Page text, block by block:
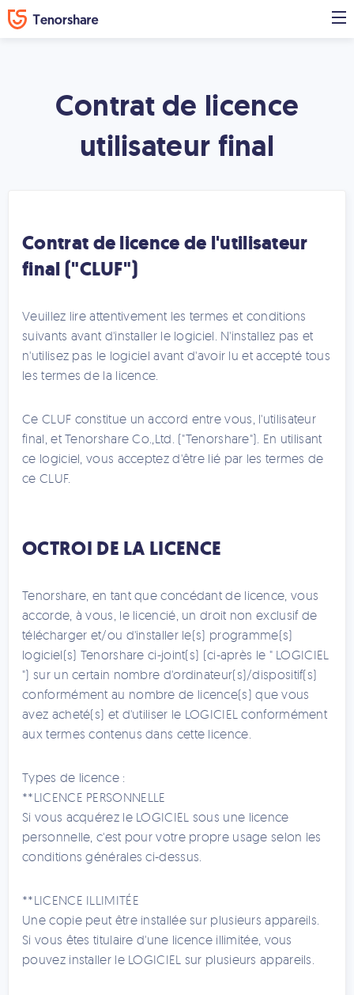
Contrat de licence
utilisateur final
Contrat de licence de l'utilisateur
final ("CLUF")
Veuillez lire attentivement les termes et conditions
suivants avant d'installer le logiciel. N'installez pas et
n'utilisez pas le logiciel avant d'avoir lu et accepté tous
les termes de la licence.
Ce CLUF constitue un accord entre vous, l'utilisateur
final, et Tenorshare Co.,Ltd. ("Tenorshare"). En utilisant
ce logiciel, vous acceptez d'être lié par les termes de
ce CLUF.
OCTROI DE LA LICENCE
Tenorshare, en tant que concédant de licence, vous
accorde, à vous, le licencié, un droit non exclusif de
télécharger et/ou d'installer le(s) programme(s)
logiciel(s) Tenorshare ci-joint(s) (ci-après le " LOGICIEL
") sur un certain nombre d'ordinateur(s)/dispositif(s)
conformément au nombre de licence(s) que vous
avez acheté(s) et d'utiliser le LOGICIEL conformément
aux termes contenus dans cette licence.
Types de licence :
**LICENCE PERSONNELLE
Si vous acquérez le LOGICIEL sous une licence
personnelle, c'est pour votre propre usage selon les
conditions générales ci-dessus.
**LICENCE ILLIMITÉE
Une copie peut être installée sur plusieurs appareils.
Si vous êtes titulaire d'une licence illimitée, vous
pouvez installer le LOGICIEL sur plusieurs appareils.